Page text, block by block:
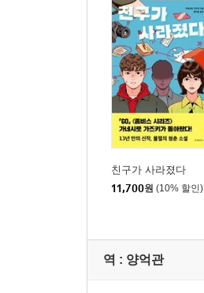
친구가 사라졌다
11,700원 (10% 할인)
역 : 양억관